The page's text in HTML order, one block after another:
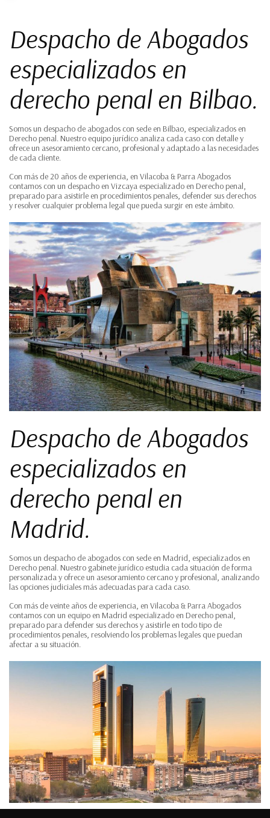
Despacho de Abogados
especializados en
derecho penal en Bilbao.
Somos un despacho de abogados con sede en Bilbao, especializados en
Derecho penal. Nuestro equipo jurídico analiza cada caso con detalle y
ofrece un asesoramiento cercano, profesional y adaptado a las necesidades
de cada cliente.
Con más de 20 años de experiencia, en Vilacoba & Parra Abogados
contamos con un despacho en Vizcaya especializado en Derecho penal,
preparado para asistirle en procedimientos penales, defender sus derechos
y resolver cualquier problema legal que pueda surgir en este ámbito.
Despacho de Abogados
especializados en
derecho penal en
Madrid.
Somos un despacho de abogados con sede en Madrid, especializados en
Derecho penal. Nuestro gabinete jurídico estudia cada situación de forma
personalizada y ofrece un asesoramiento cercano y profesional, analizando
las opciones judiciales más adecuadas para cada caso.
Con más de veinte años de experiencia, en Vilacoba & Parra Abogados
contamos con un equipo en Madrid especializado en Derecho penal,
preparado para defender sus derechos y asistirle en todo tipo de
procedimientos penales, resolviendo los problemas legales que puedan
afectar a su situación.